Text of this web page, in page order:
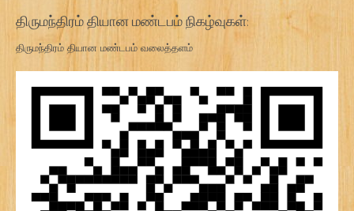
திருமந்திரம் தியான மண்டபம் நிகழ்வுகள்:
திருமந்திரம் தியான மண்டபம் வலைத்தளம்